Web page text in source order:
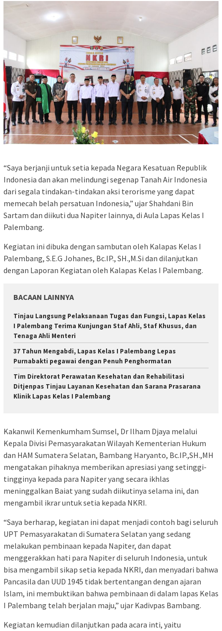
“Saya berjanji untuk setia kepada Negara Kesatuan Republik
Indonesia dan akan melindungi segenap Tanah Air Indonesia
dari segala tindakan-tindakan aksi terorisme yang dapat
memecah belah persatuan Indonesia,” ujar Shahdani Bin
Sartam dan diikuti dua Napiter lainnya, di Aula Lapas Kelas I
Palembang.
Kegiatan ini dibuka dengan sambutan oleh Kalapas Kelas I
Palembang, S.E.G Johanes, Bc.IP., SH.,M.Si dan dilanjutkan
dengan Laporan Kegiatan oleh Kalapas Kelas I Palembang.
BACAAN LAINNYA
Tinjau Langsung Pelaksanaan Tugas dan Fungsi, Lapas Kelas
I Palembang Terima Kunjungan Staf Ahli, Staf Khusus, dan
Tenaga Ahli Menteri
37 Tahun Mengabdi, Lapas Kelas I Palembang Lepas
Purnabakti pegawai dengan Penuh Penghormatan
Tim Direktorat Perawatan Kesehatan dan Rehabilitasi
Ditjenpas Tinjau Layanan Kesehatan dan Sarana Prasarana
Klinik Lapas Kelas I Palembang
Kakanwil Kemenkumham Sumsel, Dr Ilham Djaya melalui
Kepala Divisi Pemasyarakatan Wilayah Kementerian Hukum
dan HAM Sumatera Selatan, Bambang Haryanto, Bc.IP.,SH.,MH
mengatakan pihaknya memberikan apresiasi yang setinggi-
tingginya kepada para Napiter yang secara ikhlas
meninggalkan Baiat yang sudah diikutinya selama ini, dan
mengambil ikrar untuk setia kepada NKRI.
“Saya berharap, kegiatan ini dapat menjadi contoh bagi seluruh
UPT Pemasyarakatan di Sumatera Selatan yang sedang
melakukan pembinaan kepada Napiter, dan dapat
menggerakkan hati para Napiter di seluruh Indonesia, untuk
bisa mengambil sikap setia kepada NKRI, dan menyadari bahwa
Pancasila dan UUD 1945 tidak bertentangan dengan ajaran
Islam, ini membuktikan bahwa pembinaan di dalam lapas Kelas
I Palembang telah berjalan maju,” ujar Kadivpas Bambang.
Kegiatan kemudian dilanjutkan pada acara inti, yaitu